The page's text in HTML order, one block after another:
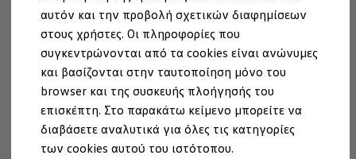
αυτόν και την προβολή σχετικών διαφημίσεων
στους χρήστες. Οι πληροφορίες που
συγκεντρώνονται από τα cookies είναι ανώνυμες
και βασίζονται στην ταυτοποίηση μόνο του
browser και της συσκευής πλοήγησής του
επισκέπτη. Στο παρακάτω κείμενο μπορείτε να
διαβάσετε αναλυτικά για όλες τις κατηγορίες
των cookies αυτού του ιστότοπου.
Νέο ID. Polo
ID.4
ID.4 GTX
ID.5
ID.5 GTX
ID.7
ID.7 GTX
ID. Buzz
ID. Buzz Cargo
ID. CROSS
eHybrid μοντέλα
Service ID.
Τι είναι η υπηρεσία Service ID. και ποιος μπορεί να
τη χρησιμοποιήσει;
Οδηγείτε ID.3, ID.4, ID.5 ή ID.7; Επωφεληθείτε από την